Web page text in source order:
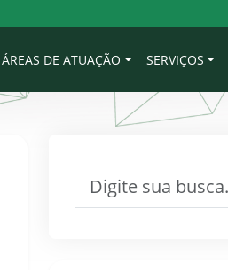
ÁREAS DE ATUAÇÃO SERVIÇOS